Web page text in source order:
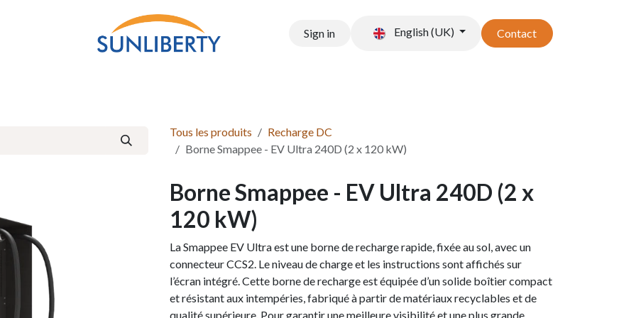
Sign in English (UK) Contact
Tous les produits
Recharge DC
Borne Smappee - EV Ultra 240D (2 x 120 kW)
Borne Smappee - EV Ultra 240D (2 x
120 kW)
La Smappee EV Ultra est une borne de recharge rapide, fixée au sol, avec un
connecteur CCS2. Le niveau de charge et les instructions sont affichés sur
l’écran intégré. Cette borne de recharge est équipée d’un solide boîtier compact
et résistant aux intempéries, fabriqué à partir de matériaux recyclables et de
qualité supérieure. Pour garantir une meilleure visibilité et une plus grande